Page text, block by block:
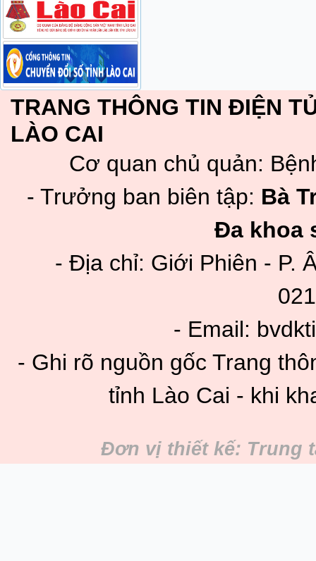
TRANG THÔNG TIN ĐIỆN
LÀO CAI
Cơ quan chủ quản:
- Trưởng ban biên tập: Bà
Đa khoa
- Địa chỉ: Giới Phiên - P.
- Email:
- Ghi rõ nguồn gốc Trang
tỉnh Lào Cai - khi
Đơn vị thiết kế: Trung